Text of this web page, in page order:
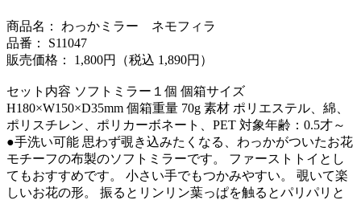
商品名： わっかミラー ネモフィラ
品番： S11047
販売価格： 1,800円（税込 1,890円）
セット内容 ソフトミラー１個 個箱サイズ
H180×W150×D35mm 個箱重量 70g 素材 ポリエステル、綿、
ポリスチレン、ポリカーボネート、PET 対象年齢：0.5才～
●手洗い可能 思わず覗き込みたくなる、わっかがついたお花
モチーフの布製のソフトミラーです。 ファーストトイとし
てもおすすめです。 小さい手でもつかみやすい。 覗いて楽
しいお花の形。 振るとリンリン葉っぱを触るとパリパリと